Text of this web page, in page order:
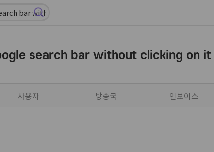
search bar without clicking on it
사용자 방송국 인보이스